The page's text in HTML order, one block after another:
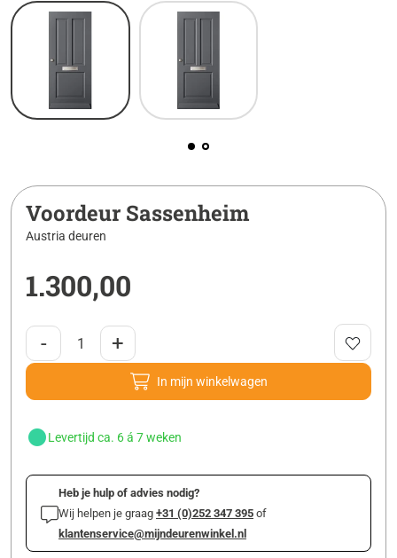
Voordeur Sassenheim
Austria deuren
1.300,00
- +
In mijn winkelwagen
Levertijd ca. 6 á 7 weken
Heb je hulp of advies nodig?
Wij helpen je graag +31 (0)252 347 395 of
klantenservice@mijndeurenwinkel.nl